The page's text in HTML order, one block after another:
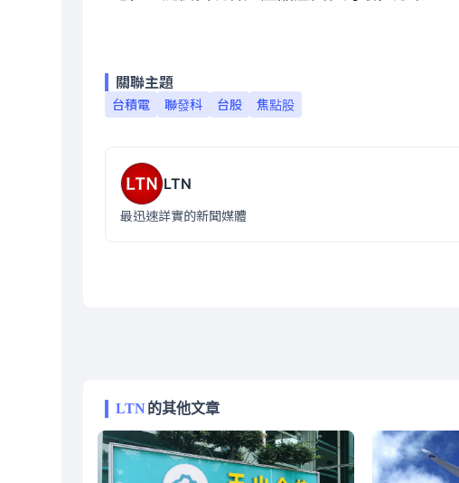
關聯主題
台積電 聯發科 台股 焦點股
LTN
最迅速詳實的新聞媒體
LTN的其他文章